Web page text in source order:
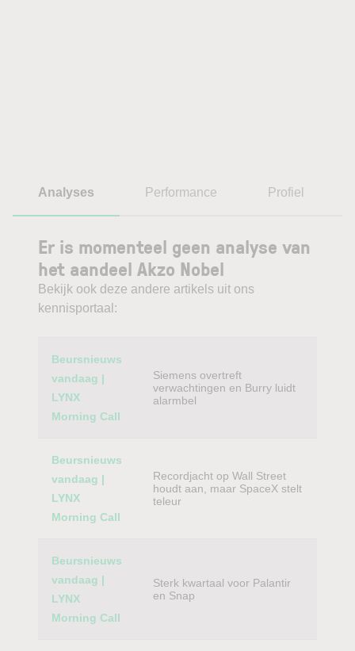
Analyses Performance Profiel
Er is momenteel geen analyse van
het aandeel Akzo Nobel
Bekijk ook deze andere artikels uit ons
kennisportaal:
Category
Beursnieuws
vandaag |
LYNX
Morning Call
Siemens overtreft
verwachtingen en Burry luidt
alarmbel
Beursnieuws
vandaag |
LYNX
Morning Call
Recordjacht op Wall Street
houdt aan, maar SpaceX stelt
teleur
Beursnieuws
vandaag |
LYNX
Morning Call
Sterk kwartaal voor Palantir
en Snap